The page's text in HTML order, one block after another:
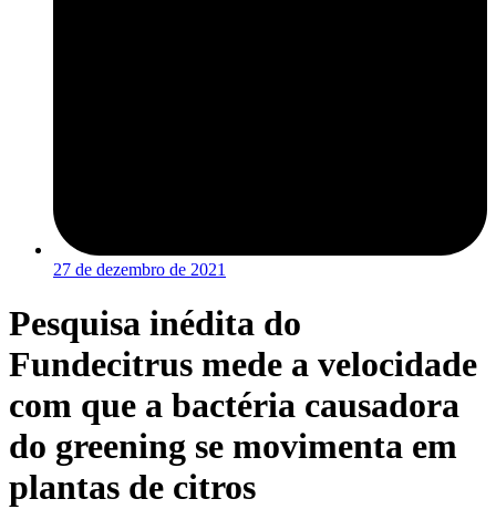
27 de dezembro de 2021
Pesquisa inédita do
Fundecitrus mede a velocidade
com que a bactéria causadora
do greening se movimenta em
plantas de citros